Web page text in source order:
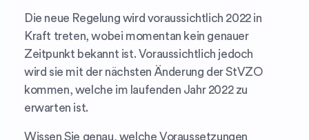
Die neue Regelung wird voraussichtlich 2022 in
Kraft treten, wobei momentan kein genauer
Zeitpunkt bekannt ist. Voraussichtlich jedoch
wird sie mit der nächsten Änderung der StVZO
kommen, welche im laufenden Jahr 2022 zu
erwarten ist.
Wissen Sie genau, welche Voraussetzungen